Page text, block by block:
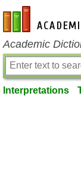
en-academic.com
Academic
Interpretations